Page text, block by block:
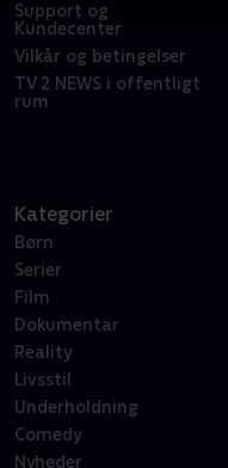
Support og
Kundecenter
Vilkår og betingelser
TV 2 NEWS i offentligt
rum
Kategorier
Børn
Serier
Film
Dokumentar
Reality
Livsstil
Underholdning
Comedy
Nyheder